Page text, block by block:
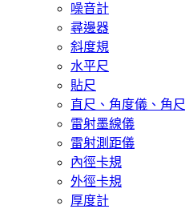
噪音計
尋邊器
斜度規
水平尺
貼尺
直尺、角度儀、角尺
雷射墨線儀
雷射測距儀
內徑卡規
外徑卡規
厚度計